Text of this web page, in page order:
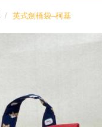
英式劍橋袋–柯基